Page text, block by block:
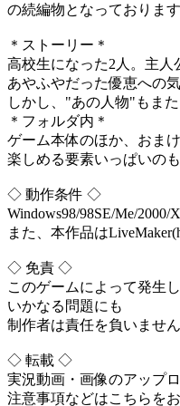
の続編物となっております
＊ストーリー＊
高校生になった2人。主人
あやふやだった優恵への
しかし、"あの人物"もま
＊フォルダ内＊
ゲーム本体のほか、おま
楽しめる要素いっぱいの
◇ 動作条件 ◇
Windows98/98SE/Me/
また、本作品は
◇ 免責 ◇
このゲームによって発生
いかなる問題にも
制作者は責任を負いません
◇ 転載 ◇
実況動画・画像のアップ
注意事項などはこちらを